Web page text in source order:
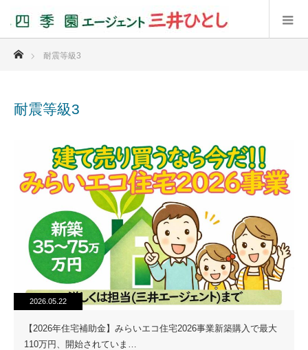
ホーム
耐震等級3
耐震等級3
2026.05.22
【2026年住宅補助金】みらいエコ住宅2026事業新築購入で最大
110万円、開始されていま…